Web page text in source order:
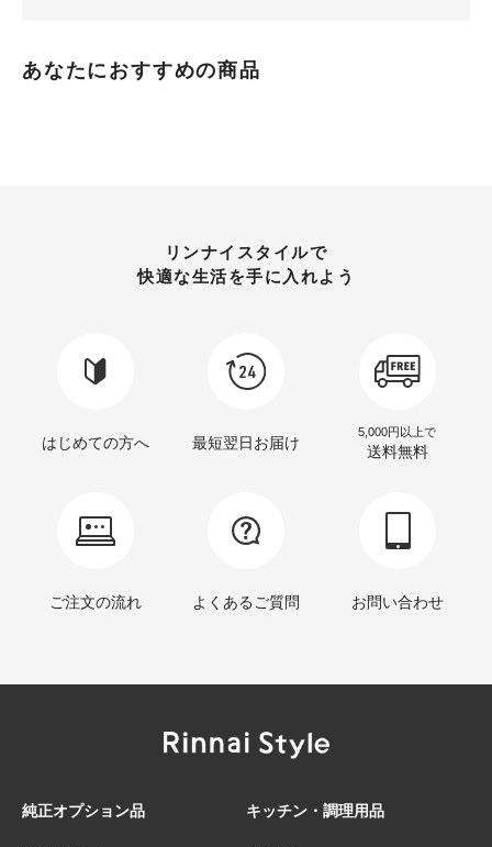
あなたにおすすめの商品
リンナイスタイルで
快適な生活を手に入れよう
はじめての方へ 最短翌日お届け
5,000円以上で
送料無料
ご注文の流れ よくあるご質問 お問い合わせ
純正オプション品 キッチン・調理用品